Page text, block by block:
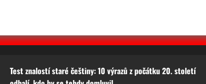
Test znalostí staré češtiny: 10 výrazů z počátku 20. století